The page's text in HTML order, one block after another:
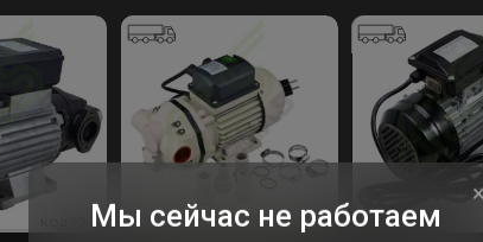
код:10411 код:10411
код:11378 код:11378
код:10410 код:10410
код:3069 код:3069
код:10813
×
Мы сейчас не работаем